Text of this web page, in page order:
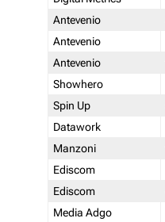
Antevenio
Antevenio
Antevenio
Showhero
Spin Up
Datawork
Manzoni
Ediscom
Ediscom
Media Adgo